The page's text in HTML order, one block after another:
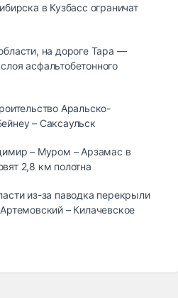
в Кузбасс ограничат
на дороге Тара —
асфальтобетонного
Аральско-
– Саксаульск
– Муром – Арзамас в
2,8 км полотна
из-за паводка перекрыли
– Килачевское